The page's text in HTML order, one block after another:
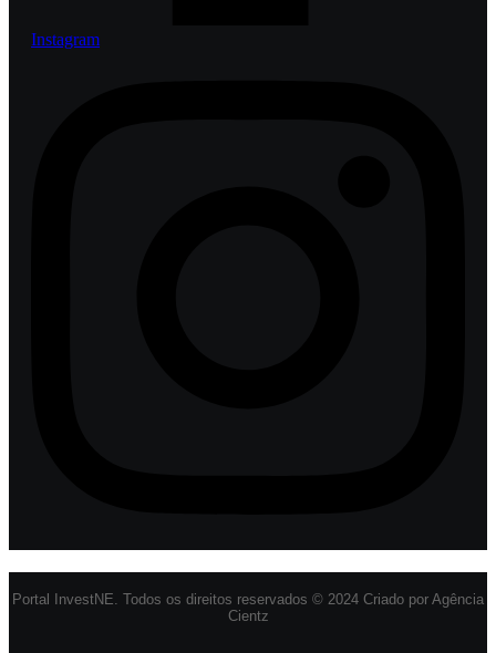
Instagram
Portal InvestNE. Todos os direitos reservados © 2024 Criado por Agência
Cientz